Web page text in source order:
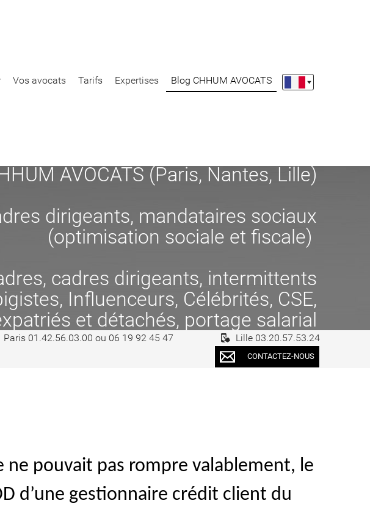
Vos avocats Tarifs Expertises Blog CHHUM AVOCATS
AVOCATS (Paris, Nantes, Lille)
dirigeants, mandataires sociaux
(optimisation sociale et fiscale)
cadres dirigeants, intermittents
Influenceurs, Célébrités, CSE,
et détachés, portage salarial
Paris 01.42.56.03.00 ou 06 19 92 45 47
Lille 03.20.57.53.24
CONTACTEZ-NOUS
ne pouvait pas rompre valablement, le
d’une gestionnaire crédit client du